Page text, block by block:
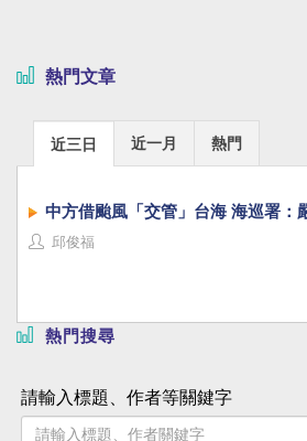
熱門文章
近三日 近一月 熱門
中方借颱風「交管」台海 海巡署：
邱俊福
熱門搜尋
請輸入標題、作者等關鍵字